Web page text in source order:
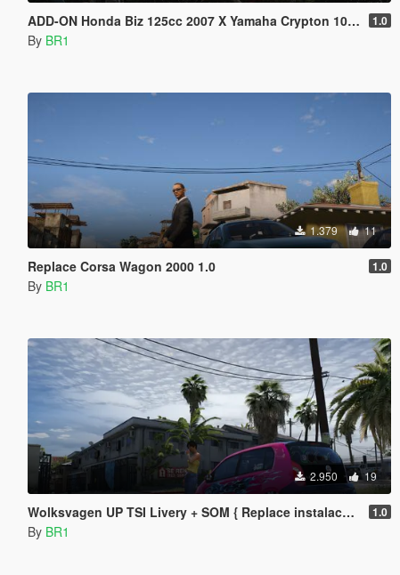
ADD-ON Honda Biz 125cc 2007 X Yamaha Crypton 100cc 1.0
By BR1
1.379 11
Replace Corsa Wagon 2000 1.0 1.0
By BR1
2.950 19
Wolksvagen UP TSI Livery + SOM { Replace instalacao OIV } 1.0
By BR1